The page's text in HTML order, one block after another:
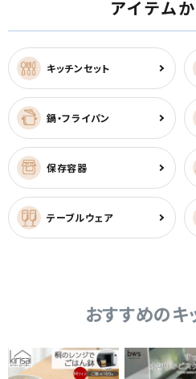
アイテム
キッチンセット
鍋・フライパン
保存容器
テーブルウェア
おすすめのキ